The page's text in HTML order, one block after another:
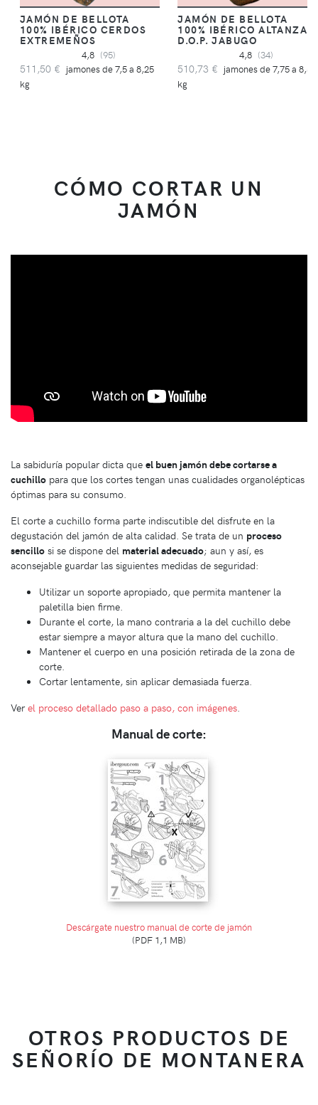
JAMÓN DE BELLOTA
100% IBÉRICO CERDOS
EXTREMEÑOS
4,8 (95)
511,50 € jamones de 7,5 a 8,25
kg
JAMÓN DE BELLOTA
100% IBÉRICO ALTANZA
D.O.P. JABUGO
4,8 (34)
510,73 € jamones de 7,75 a 8,5
kg
CÓMO CORTAR UN
JAMÓN
La sabiduría popular dicta que el buen jamón debe cortarse a
cuchillo para que los cortes tengan unas cualidades organolépticas
óptimas para su consumo.
El corte a cuchillo forma parte indiscutible del disfrute en la
degustación del jamón de alta calidad. Se trata de un proceso
sencillo si se dispone del material adecuado; aun y así, es
aconsejable guardar las siguientes medidas de seguridad:
Utilizar un soporte apropiado, que permita mantener la
paletilla bien firme.
Durante el corte, la mano contraria a la del cuchillo debe
estar siempre a mayor altura que la mano del cuchillo.
Mantener el cuerpo en una posición retirada de la zona de
corte.
Cortar lentamente, sin aplicar demasiada fuerza.
Verel proceso detallado paso a paso, con imágenes
Manual de corte:
Descárgate nuestro manual de corte de jamón
(PDF 1,1 MB)
OTROS PRODUCTOS DE
SEÑORÍO DE MONTANERA